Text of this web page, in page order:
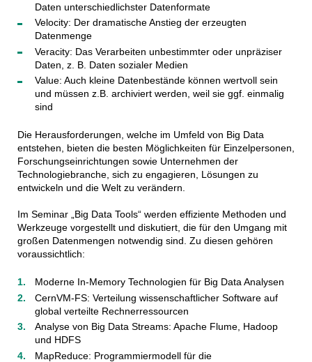
Daten unterschiedlichster Datenformate
Velocity: Der dramatische Anstieg der erzeugten
Datenmenge
Veracity: Das Verarbeiten unbestimmter oder unpräziser
Daten, z. B. Daten sozialer Medien
Value: Auch kleine Datenbestände können wertvoll sein
und müssen z.B. archiviert werden, weil sie ggf. einmalig
sind
Die Herausforderungen, welche im Umfeld von Big Data
entstehen, bieten die besten Möglichkeiten für Einzelpersonen,
Forschungseinrichtungen sowie Unternehmen der
Technologiebranche, sich zu engagieren, Lösungen zu
entwickeln und die Welt zu verändern.
Im Seminar „Big Data Tools“ werden effiziente Methoden und
Werkzeuge vorgestellt und diskutiert, die für den Umgang mit
großen Datenmengen notwendig sind. Zu diesen gehören
voraussichtlich:
Moderne In-Memory Technologien für Big Data Analysen
CernVM-FS: Verteilung wissenschaftlicher Software auf
global verteilte Rechnerressourcen
Analyse von Big Data Streams: Apache Flume, Hadoop
und HDFS
MapReduce: Programmiermodell für die